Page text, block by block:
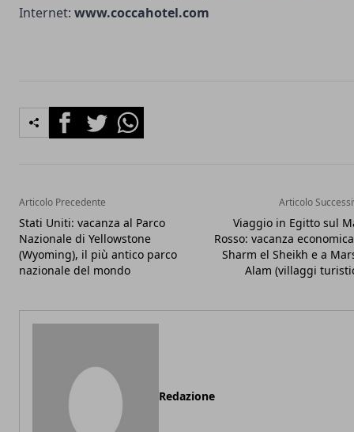
Internet: www.coccahotel.com
FacebookTwitterWhatsapp
Articolo Precedente
Stati Uniti: vacanza al Parco
Nazionale di Yellowstone
(Wyoming), il più antico parco
nazionale del mondo
Articolo
Viaggio in Egitto sul
Rosso: vacanza
Sharm el Sheikh e a
Alam (villaggi
Redazione